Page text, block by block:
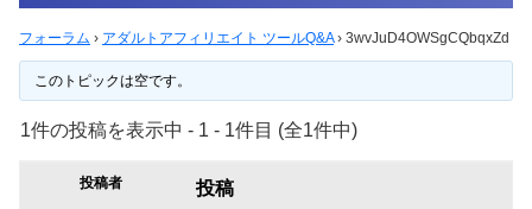
フォーラム › アダルトアフィリエイト ツールQ&A › 3wvJuD4OWSgCQbqxZd
このトピックは空です。
1件の投稿を表示中 - 1 - 1件目 (全1件中)
投稿者 投稿